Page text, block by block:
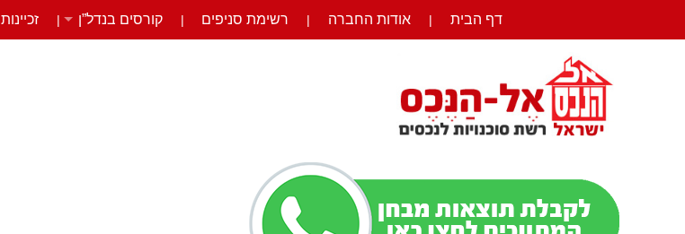
דף הבית | אודות החברה | רשימת סניפים | קורסים בנדל”ן | זכיינות